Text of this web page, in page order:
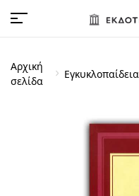
Αρχική
σελίδα
Εγκυκλοπαίδεια